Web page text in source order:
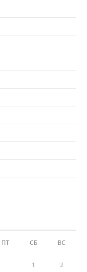
ПТ СБ ВС
1 2